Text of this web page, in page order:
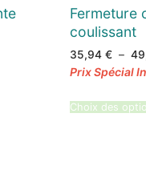
Fermeture
coulissant
35,94 € –
Choix des